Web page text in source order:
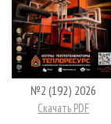
№2 (192) 2026
Скачать PDF